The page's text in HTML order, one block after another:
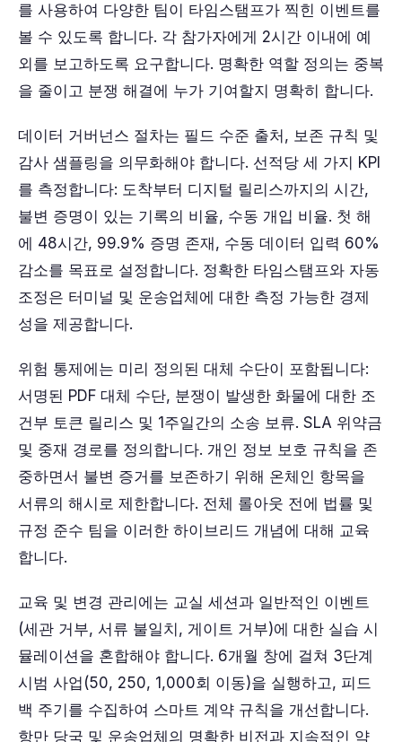
를 사용하여 다양한 팀이 타임스탬프가 찍힌 이벤트를
볼 수 있도록 합니다. 각 참가자에게 2시간 이내에 예
외를 보고하도록 요구합니다. 명확한 역할 정의는 중복
을 줄이고 분쟁 해결에 누가 기여할지 명확히 합니다.
데이터 거버넌스 절차는 필드 수준 출처, 보존 규칙 및
감사 샘플링을 의무화해야 합니다. 선적당 세 가지 KPI
를 측정합니다: 도착부터 디지털 릴리스까지의 시간,
불변 증명이 있는 기록의 비율, 수동 개입 비율. 첫 해
에 48시간, 99.9% 증명 존재, 수동 데이터 입력 60%
감소를 목표로 설정합니다. 정확한 타임스탬프와 자동
조정은 터미널 및 운송업체에 대한 측정 가능한 경제
성을 제공합니다.
위험 통제에는 미리 정의된 대체 수단이 포함됩니다:
서명된 PDF 대체 수단, 분쟁이 발생한 화물에 대한 조
건부 토큰 릴리스 및 1주일간의 소송 보류. SLA 위약금
및 중재 경로를 정의합니다. 개인 정보 보호 규칙을 존
중하면서 불변 증거를 보존하기 위해 온체인 항목을
서류의 해시로 제한합니다. 전체 롤아웃 전에 법률 및
규정 준수 팀을 이러한 하이브리드 개념에 대해 교육
합니다.
교육 및 변경 관리에는 교실 세션과 일반적인 이벤트
(세관 거부, 서류 불일치, 게이트 거부)에 대한 실습 시
뮬레이션을 혼합해야 합니다. 6개월 창에 걸쳐 3단계
시범 사업(50, 250, 1,000회 이동)을 실행하고, 피드
백 주기를 수집하여 스마트 계약 규칙을 개선합니다.
항만 당국 및 운송업체의 명확한 비전과 지속적인 약